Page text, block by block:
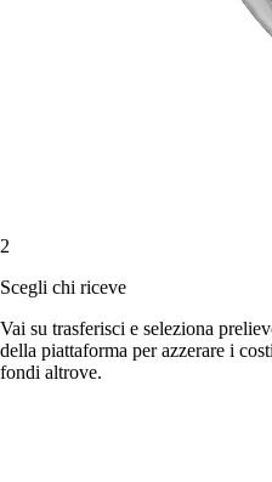
2
Scegli chi riceve
Vai su trasferisci e seleziona
della piattaforma per azzerare i
fondi altrove.